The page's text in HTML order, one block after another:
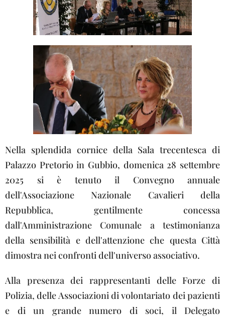
Nella splendida cornice della Sala trecentesca di
Palazzo Pretorio in Gubbio, domenica 28 settembre
2025 si è tenuto il Convegno annuale
dell'Associazione Nazionale Cavalieri della
Repubblica, gentilmente concessa
dall'Amministrazione Comunale a testimonianza
della sensibilità e dell'attenzione che questa Città
dimostra nei confronti dell'universo associativo.
Alla presenza dei rappresentanti delle Forze di
Polizia, delle Associazioni di volontariato dei pazienti
e di un grande numero di soci, il Delegato